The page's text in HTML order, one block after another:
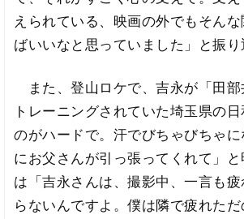
えられている、映画の外でもそん
ばいいなと思っていました」と振り
また、登山ロケで、吉永が「田部
トレーニングされていた埼玉県の
のがハードで。汗でびちゃびちゃ
にお父さんが引っ張ってくれて」
は「吉永さんは、撮影中、一言も
らないんですよ。僕は隣で疲れた